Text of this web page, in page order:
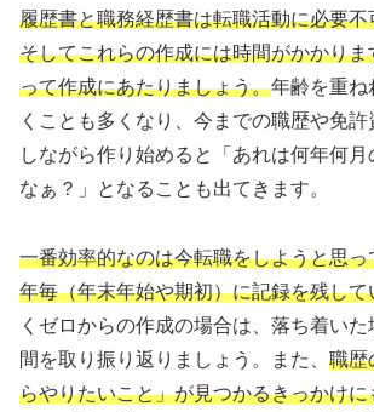
履歴書と職務経歴書は転職活動に必要
そしてこれらの作成には時間がかかり
って作成にあたりましょう。年齢を重ね
くことも多くなり、今までの職歴や免
しながら作り始めると「あれは何年何
なぁ？」となることも出てきます。
一番効率的なのは今転職をしようと思
年毎（年末年始や期初）に記録を残し
くゼロからの作成の場合は、落ち着い
間を取り振り返りましょう。また、 職歴
らやりたいこと」が見つかるきっかけに